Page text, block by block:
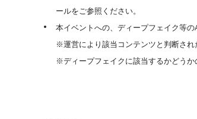
ールをご参照ください。
本イベントへの、ディープフェイク等
※運営により該当コンテンツと判断さ
※ディープフェイクに該当するかどう